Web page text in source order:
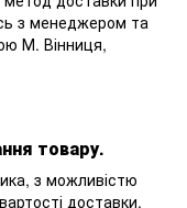
з менеджером та
М. Вінниця,
товару.
з можливістю
доставки.